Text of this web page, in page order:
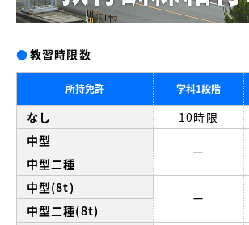
●教習時限数
所持免許 学科1段階
なし 10時限
中型
ー
中型二種
中型(8t)
ー
中型二種(8t)